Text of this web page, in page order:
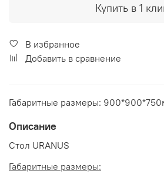
Купить в 1
В избранное
Добавить в сравнение
Габаритные размеры:
Описание
Стол URANUS
Габаритные размеры: